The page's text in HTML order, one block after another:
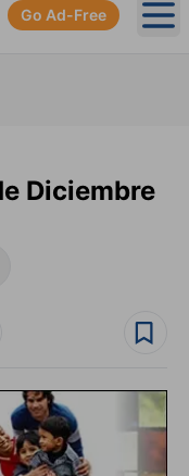
Go Ad-Free
Diciembre